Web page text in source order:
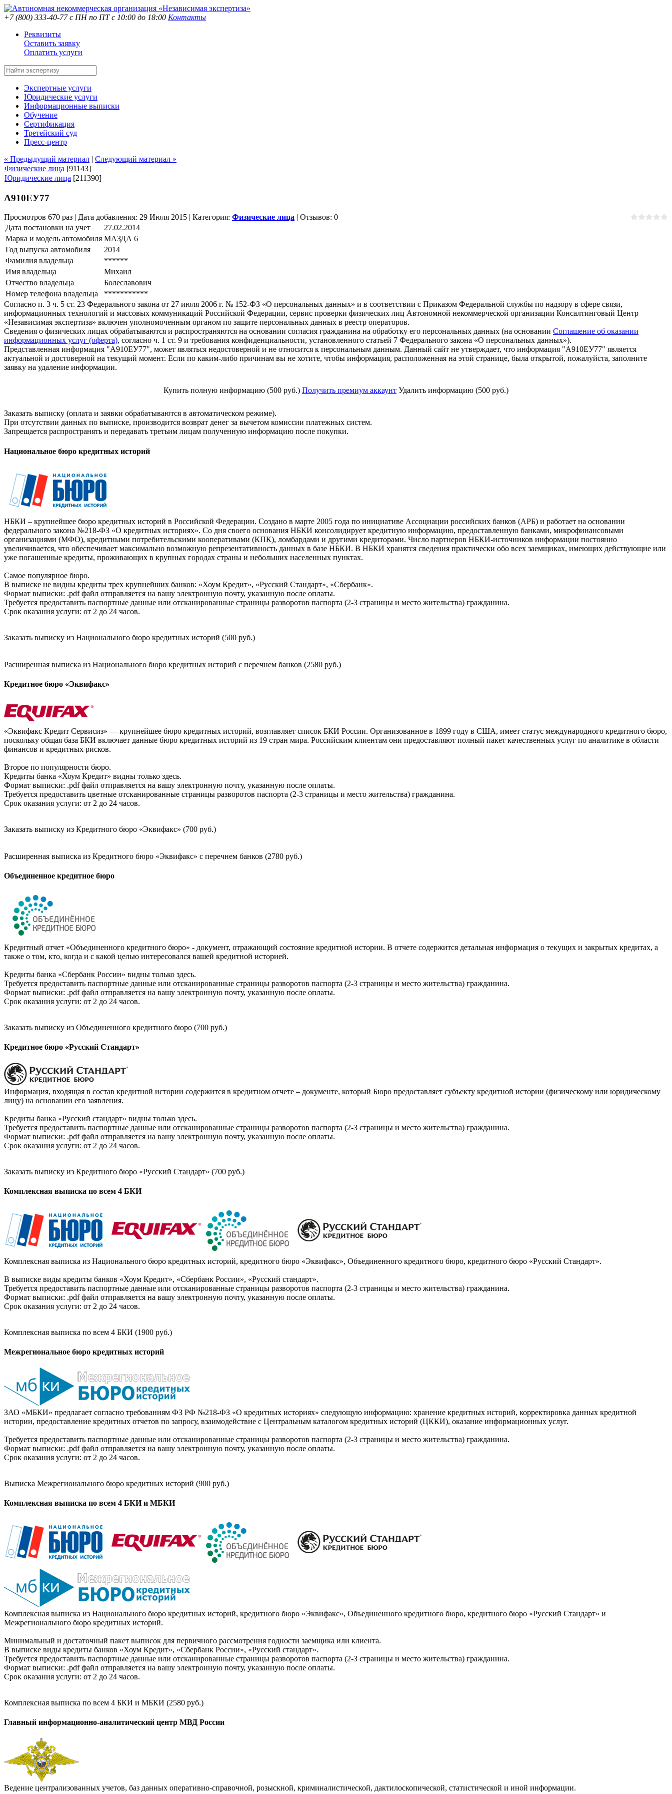
+7 (800) 333-40-77с ПН по ПТ с 10:00 до 18:00 Контакты
Реквизиты
Оставить заявку
Оплатить услуги
Экспертные услуги
Юридические услуги
Информационные выписки
Обучение
Сертификация
Третейский суд
Пресс-центр
« Предыдущий материал | Следующий материал »
Физические лица [91143]
Юридические лица [211390]
А910ЕУ77
Просмотров 670 раз | Дата добавления: 29 Июля 2015 | Категория: Физические лица | Отзывов: 0
Дата постановки на учет
27.02.2014
Марка и модель автомобиля МАЗДА 6
Год выпуска автомобиля
2014
Фамилия владельца
******
Имя владельца
Михаил
Отчество владельца
Болеславович
Номер телефона владельца
***********
Согласно п. 3 ч. 5 ст. 23 Федерального закона от 27 июля 2006 г. № 152-ФЗ «О персональных данных» и в соответствии с Приказом Федеральной службы по надзору в сфере связи,
информационных технологий и массовых коммуникаций Российской Федерации, сервис проверки физических лиц Автономной некоммерческой организации Консалтинговый Центр
«Независимая экспертиза» включен уполномоченным органом по защите персональных данных в реестр операторов.
Сведения о физических лицах обрабатываются и распространяются на основании согласия гражданина на обработку его персональных данных (на основании Соглашение об оказании
информационных услуг (оферта), согласно ч. 1 ст. 9 и требования конфиденциальности, установленного статьей 7 Федерального закона «О персональных данных»).
Представленная информация "А910ЕУ77", может являться недостоверной и не относится к персональным данным. Данный сайт не утверждает, что информация "А910ЕУ77" является
актуальной и достоверной на текущий момент. Если по каким-либо причинам вы не хотите, чтобы информация, расположенная на этой странице, была открытой, пожалуйста, заполните
заявку на удаление информации.
Купить полную информацию (500 руб.) Получить премиум аккаунт Удалить информацию (500 руб.)
Заказать выписку (оплата и заявки обрабатываются в автоматическом режиме).
При отсутствии данных по выписке, производится возврат денег за вычетом комиссии платежных систем.
Запрещается распространять и передавать третьим лицам полученную информацию после покупки.
Национальное бюро кредитных историй
НБКИ – крупнейшее бюро кредитных историй в Российской Федерации. Создано в марте 2005 года по инициативе Ассоциации российских банков (АРБ) и работает на основании
федерального закона №218-ФЗ «О кредитных историях». Со дня своего основания НБКИ консолидирует кредитную информацию, предоставленную банками, микрофинансовыми
организациями (МФО), кредитными потребительскими кооперативами (КПК), ломбардами и другими кредиторами. Число партнеров НБКИ-источников информации постоянно
увеличивается, что обеспечивает максимально возможную репрезентативность данных в базе НБКИ. В НБКИ хранятся сведения практически обо всех заемщиках, имеющих действующие или
уже погашенные кредиты, проживающих в крупных городах страны и небольших населенных пунктах.
Самое популярное бюро.
В выписке не видны кредиты трех крупнейших банков: «Хоум Кредит», «Русский Стандарт», «Сбербанк».
Формат выписки: .pdf файл отправляется на вашу электронную почту, указанную после оплаты.
Требуется предоставить паспортные данные или отсканированные страницы разворотов паспорта (2-3 страницы и место жительства) гражданина.
Срок оказания услуги: от 2 до 24 часов.
Заказать выписку из Национального бюро кредитных историй (500 руб.)
Расширенная выписка из Национального бюро кредитных историй с перечнем банков (2580 руб.)
Кредитное бюро «Эквифакс»
«Эквифакс Кредит Сервисиз» — крупнейшее бюро кредитных историй, возглавляет список БКИ России. Организованное в 1899 году в США, имеет статус международного кредитного бюро,
поскольку общая база БКИ включает данные бюро кредитных историй из 19 стран мира. Российским клиентам они предоставляют полный пакет качественных услуг по аналитике в области
финансов и кредитных рисков.
Второе по популярности бюро.
Кредиты банка «Хоум Кредит» видны только здесь.
Формат выписки: .pdf файл отправляется на вашу электронную почту, указанную после оплаты.
Требуется предоставить цветные отсканированные страницы разворотов паспорта (2-3 страницы и место жительства) гражданина.
Срок оказания услуги: от 2 до 24 часов.
Заказать выписку из Кредитного бюро «Эквифакс» (700 руб.)
Расширенная выписка из Кредитного бюро «Эквифакс» с перечнем банков (2780 руб.)
Объединенное кредитное бюро
Кредитный отчет «Объединенного кредитного бюро» - документ, отражающий состояние кредитной истории. В отчете содержится детальная информация о текущих и закрытых кредитах, а
также о том, кто, когда и с какой целью интересовался вашей кредитной историей.
Кредиты банка «Сбербанк России» видны только здесь.
Требуется предоставить паспортные данные или отсканированные страницы разворотов паспорта (2-3 страницы и место жительства) гражданина.
Формат выписки: .pdf файл отправляется на вашу электронную почту, указанную после оплаты.
Срок оказания услуги: от 2 до 24 часов.
Заказать выписку из Объединенного кредитного бюро (700 руб.)
Кредитное бюро «Русский Стандарт»
Информация, входящая в состав кредитной истории содержится в кредитном отчете – документе, который Бюро предоставляет субъекту кредитной истории (физическому или юридическому
лицу) на основании его заявления.
Кредиты банка «Русский стандарт» видны только здесь.
Требуется предоставить паспортные данные или отсканированные страницы разворотов паспорта (2-3 страницы и место жительства) гражданина.
Формат выписки: .pdf файл отправляется на вашу электронную почту, указанную после оплаты.
Срок оказания услуги: от 2 до 24 часов.
Заказать выписку из Кредитного бюро «Русский Стандарт» (700 руб.)
Комплексная выписка по всем 4 БКИ
Комплексная выписка из Национального бюро кредитных историй, кредитного бюро «Эквифакс», Объединенного кредитного бюро, кредитного бюро «Русский Стандарт».
В выписке виды кредиты банков «Хоум Кредит», «Сбербанк России», «Русский стандарт».
Требуется предоставить паспортные данные или отсканированные страницы разворотов паспорта (2-3 страницы и место жительства) гражданина.
Формат выписки: .pdf файл отправляется на вашу электронную почту, указанную после оплаты.
Срок оказания услуги: от 2 до 24 часов.
Комплексная выписка по всем 4 БКИ (1900 руб.)
Межрегиональное бюро кредитных историй
ЗАО «МБКИ» предлагает согласно требованиям ФЗ РФ №218-ФЗ «О кредитных историях» следующую информацию: хранение кредитных историй, корректировка данных кредитной
истории, предоставление кредитных отчетов по запросу, взаимодействие с Центральным каталогом кредитных историй (ЦККИ), оказание информационных услуг.
Требуется предоставить паспортные данные или отсканированные страницы разворотов паспорта (2-3 страницы и место жительства) гражданина.
Формат выписки: .pdf файл отправляется на вашу электронную почту, указанную после оплаты.
Срок оказания услуги: от 2 до 24 часов.
Выписка Межрегионального бюро кредитных историй (900 руб.)
Комплексная выписка по всем 4 БКИ и МБКИ
Комплексная выписка из Национального бюро кредитных историй, кредитного бюро «Эквифакс», Объединенного кредитного бюро, кредитного бюро «Русский Стандарт» и
Межрегионального бюро кредитных историй.
Минимальный и достаточный пакет выписок для первичного рассмотрения годности заемщика или клиента.
В выписке виды кредиты банков «Хоум Кредит», «Сбербанк России», «Русский стандарт».
Требуется предоставить паспортные данные или отсканированные страницы разворотов паспорта (2-3 страницы и место жительства) гражданина.
Формат выписки: .pdf файл отправляется на вашу электронную почту, указанную после оплаты.
Срок оказания услуги: от 2 до 24 часов.
Комплексная выписка по всем 4 БКИ и МБКИ (2580 руб.)
Главный информационно-аналитический центр МВД России
Ведение централизованных учетов, баз данных оперативно-справочной, розыскной, криминалистической, дактилоскопической, статистической и иной информации.